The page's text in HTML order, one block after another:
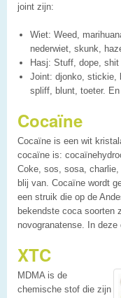
joint zijn:
Wiet: Weed,
nederwiet, skunk,
Hasj: Stuff, dope,
Joint: djonko, stickie,
spliff, blunt, toeter.
Cocaïne
Cocaïne is een wit
cocaïne is:
Coke, sos, sosa,
blij van. Cocaïne wordt
een struik die op de
bekendste coca soorten
novogranatense. In
XTC
MDMA is de
chemische stof die zijn